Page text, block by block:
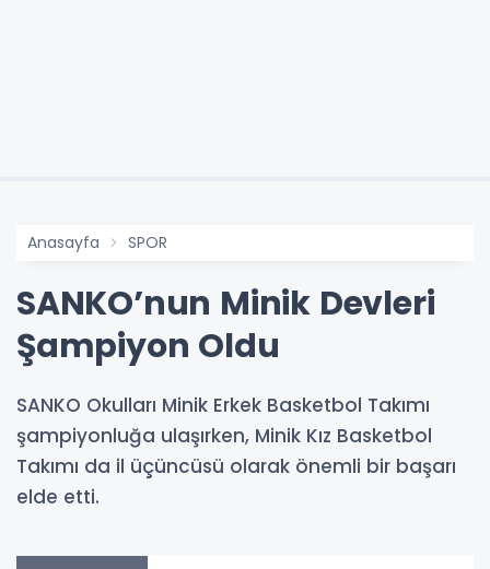
Anasayfa SPOR
SANKO’nun Minik Devleri
Şampiyon Oldu
SANKO Okulları Minik Erkek Basketbol Takımı
şampiyonluğa ulaşırken, Minik Kız Basketbol
Takımı da il üçüncüsü olarak önemli bir başarı
elde etti.